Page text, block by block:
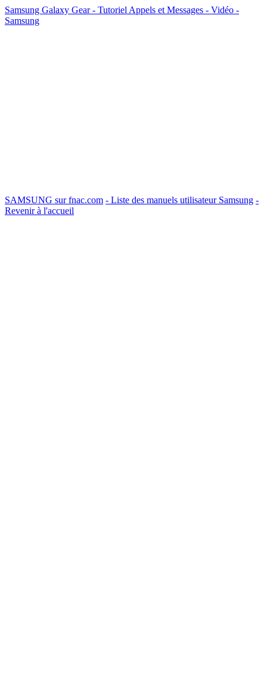
Samsung Galaxy Gear - Tutoriel Appels et Messages - Vidéo -
Samsung
SAMSUNG sur fnac.com - Liste des manuels utilisateur Samsung -
Revenir à l'accueil